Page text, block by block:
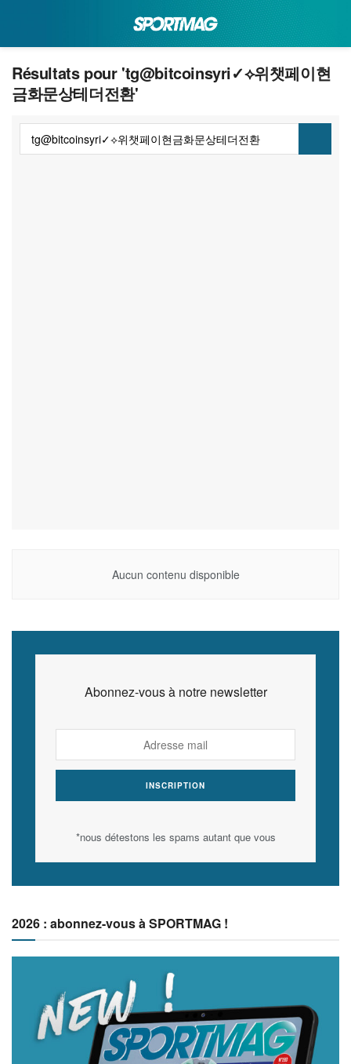
Résultats pour 'tg@bitcoinsyri✓⟡위챗페이현
금화문상테더전환'
Aucun contenu disponible
Abonnez-vous à notre newsletter
*nous détestons les spams autant que vous
2026 : abonnez-vous à SPORTMAG !